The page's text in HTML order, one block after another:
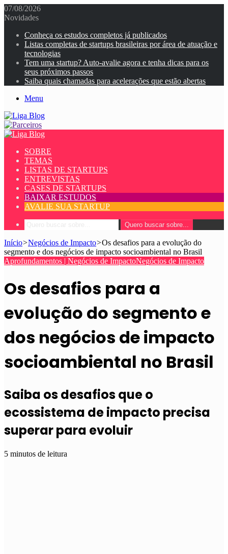
07/08/2026
Novidades
Conheça os estudos completos já publicados
Listas completas de startups brasileiras por área de atuação e
tecnologias
Tem uma startup? Auto-avalie agora e tenha dicas para os
seus próximos passos
Saiba quais chamadas para acelerações que estão abertas
Menu
SOBRE
TEMAS
LISTAS DE STARTUPS
ENTREVISTAS
CASES DE STARTUPS
BAIXAR ESTUDOS
AVALIE SUA STARTUP
Quero buscar sobre...
Início>Negócios de Impacto>Os desafios para a evolução do
segmento e dos negócios de impacto socioambiental no Brasil
Aprofundamentos | Negócios de ImpactoNegócios de Impacto
Os desafios para a
evolução do segmento e
dos negócios de impacto
socioambiental no Brasil
Saiba os desafios que o
ecossistema de impacto precisa
superar para evoluir
5 minutos de leitura